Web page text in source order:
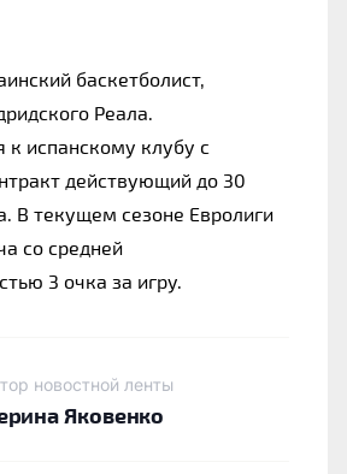
баскетболист,
к испанскому клубу с
действующий до 30
В текущем сезоне Евролиги
со средней
3 очка за игру.
новостной ленты
Яковенко